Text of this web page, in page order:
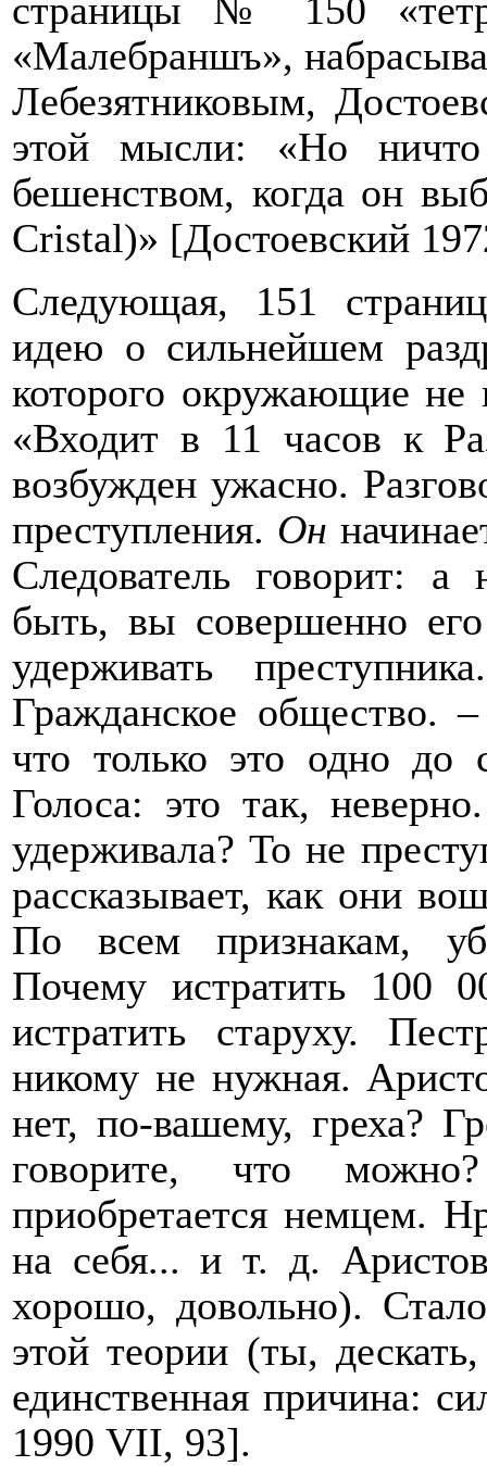
страницы № 150
«Малебраншъ»,
Лебезятниковым,
этой мысли: «Но
бешенством, когда он
Cristal)» [Достоевский
Следующая, 151
идею о сильнейшем
которого окружающие
«Входит в 11 часов к
возбужден ужасно.
преступления. Он
Следователь говорит: а
быть, вы совершенно
удерживать
Гражданское общество.
что только это одно до
Голоса: это так,
удерживала? То не
рассказывает, как они
По всем признакам,
Почему истратить 100
истратить старуху.
никому не нужная.
нет, по-вашему, греха?
говорите, что
приобретается немцем.
на себя... и т. д.
хорошо, довольно).
этой теории (ты,
единственная причина:
1990 VII, 93].